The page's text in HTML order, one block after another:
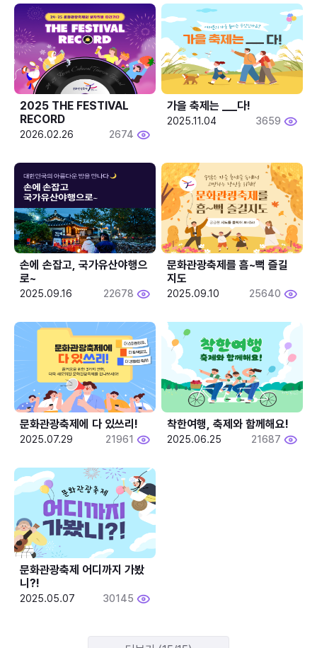
2025 THE FESTIVAL
RECORD
2026.02.26 2674
2025.11.04 3659
손에 손잡고, 국가유산야행으
로~
2025.09.16 22678
문화관광축제를 흠~뻑 즐길
지도
2025.09.10 25640
문화관광축제에 다 있쓰리!
2025.07.29 21961
착한여행, 축제와 함께해요!
2025.06.25 21687
문화관광축제 어디까지 가봤
니?!
2025.05.07 30145